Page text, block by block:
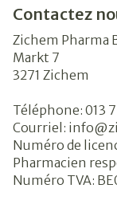
Contactez
Zichem Pharma
Markt 7
3271 Zichem
Téléphone: 013
Courriel: info@
Numéro de
Pharmacien
Numéro TVA: